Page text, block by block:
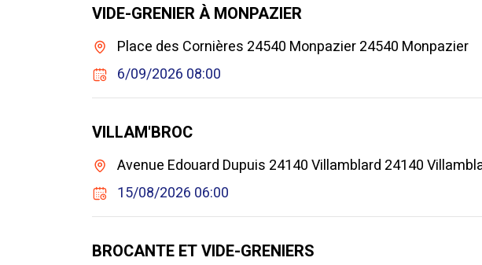
VIDE-GRENIER À MONPAZIER
Place des Cornières 24540 Monpazier 24540 Monpazier
6/09/2026 08:00
VILLAM'BROC
Avenue Edouard Dupuis 24140 Villamblard 24140
15/08/2026 06:00
BROCANTE ET VIDE-GRENIERS